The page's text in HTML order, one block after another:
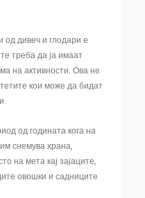
дивеч и глодари е
треба да ја имаат
на активности. Ова не
кои може да бидат
од годината кога на
снемува храна,
на мета кај зајаците,
овошки и садниците